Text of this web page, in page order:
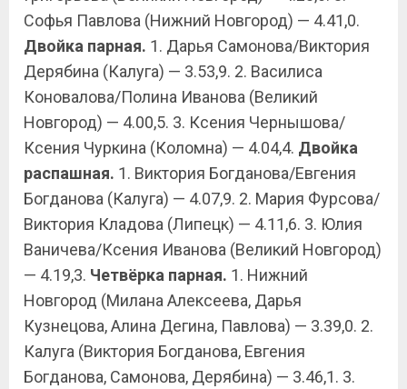
Софья Павлова (Нижний Новгород) — 4.41,0.
Двойка парная. 1. Дарья Самонова/Виктория
Дерябина (Калуга) — 3.53,9. 2. Василиса
Коновалова/Полина Иванова (Великий
Новгород) — 4.00,5. 3. Ксения Чернышова/
Ксения Чуркина (Коломна) — 4.04,4. Двойка
распашная. 1. Виктория Богданова/Евгения
Богданова (Калуга) — 4.07,9. 2. Мария Фурсова/
Виктория Кладова (Липецк) — 4.11,6. 3. Юлия
Ваничева/Ксения Иванова (Великий Новгород)
— 4.19,3. Четвёрка парная. 1. Нижний
Новгород (Милана Алексеева, Дарья
Кузнецова, Алина Дегина, Павлова) — 3.39,0. 2.
Калуга (Виктория Богданова, Евгения
Богданова, Самонова, Дерябина) — 3.46,1. 3.